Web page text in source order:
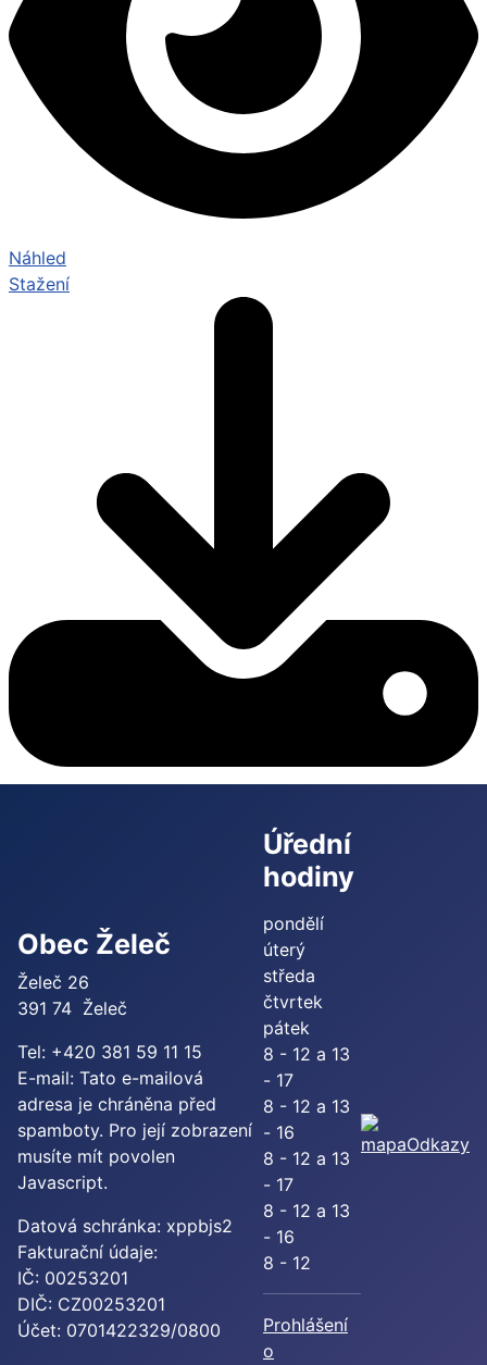
Náhled
Stažení
Obec Želeč
Želeč 26
391 74 Želeč
Tel: +420 381 59 11 15
E-mail: Tato e-mailová
adresa je chráněna před
spamboty. Pro její zobrazení
musíte mít povolen
Javascript.
Datová schránka: xppbjs2
Fakturační údaje:
IČ: 00253201
DIČ: CZ00253201
Účet: 0701422329/0800
Úřední
hodiny
pondělí
úterý
středa
čtvrtek
pátek
8 - 12 a 13
- 17
8 - 12 a 13
- 16
8 - 12 a 13
- 17
8 - 12 a 13
- 16
8 - 12
Prohlášení
o
Odkazy